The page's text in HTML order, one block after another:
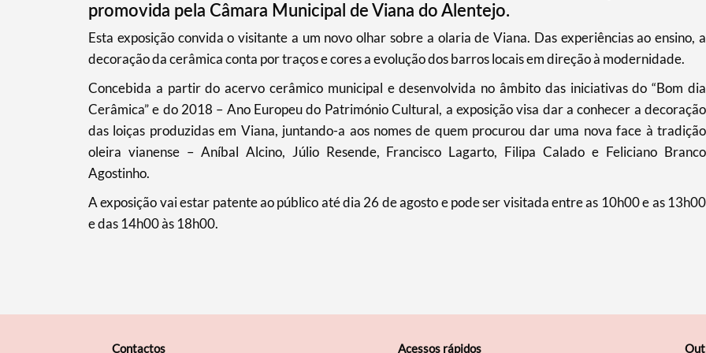
promovida pela Câmara Municipal de Viana do Alentejo.
​Esta exposição convida o visitante a um novo olhar sobre a olaria de Viana. Das experiências ao ensino, a
decoração da cerâmica conta por traços e cores a evolução dos barros locais em direção à modernidade.
Concebida a partir do acervo cerâmico municipal e desenvolvida no âmbito das iniciativas do “Bom dia
Cerâmica” e do 2018 – Ano Europeu do Património Cultural, a exposição visa dar a conhecer a decoração
das loiças produzidas em Viana, juntando-a aos nomes de quem procurou dar uma nova face à tradição
oleira vianense – Aníbal Alcino, Júlio Resende, Francisco Lagarto, Filipa Calado e Feliciano Branco
Agostinho.
A exposição vai estar patente ao público até dia 26 de agosto e pode ser visitada entre as 10h00 e as 13h00
e das 14h00 às 18h00.
Contactos Acessos rápidos